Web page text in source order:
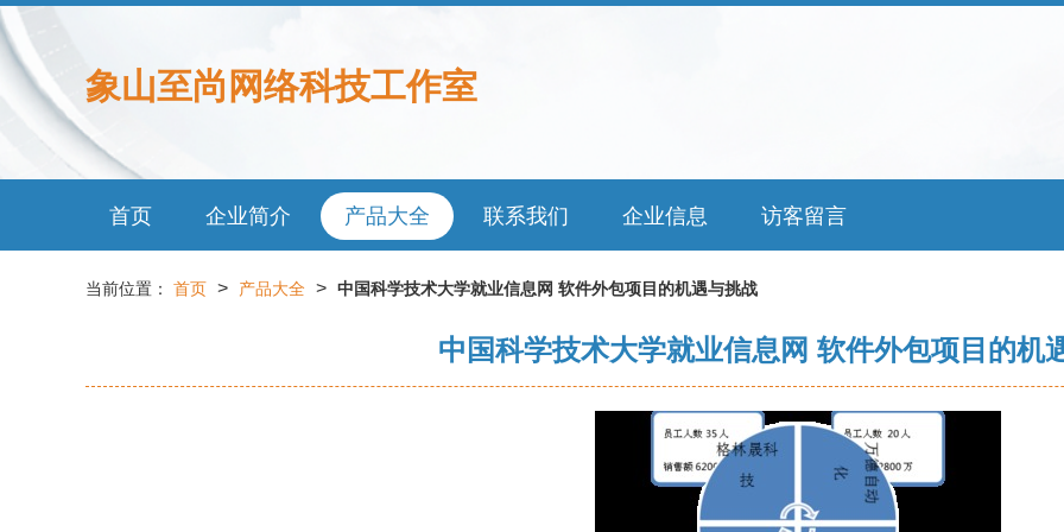
象山至尚网络科技工作室
首页 企业简介 产品大全 联系我们 企业信息 访客留言
当前位置： 首页 > 产品大全 > 中国科学技术大学就业信息网 软件外包项目的机遇与挑战
中国科学技术大学就业信息网 软件外包项目的机